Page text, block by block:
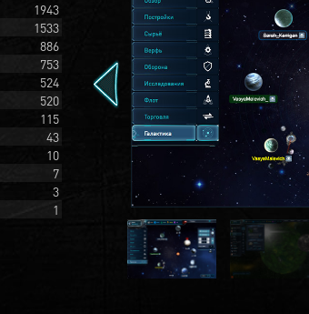
1943
1533
886
753
524
520
115
43
10
7
3
1